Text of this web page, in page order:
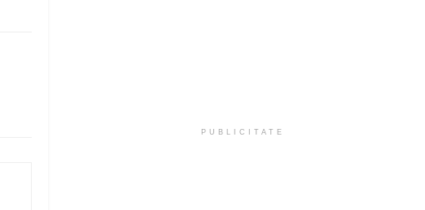
PUBLICITATE